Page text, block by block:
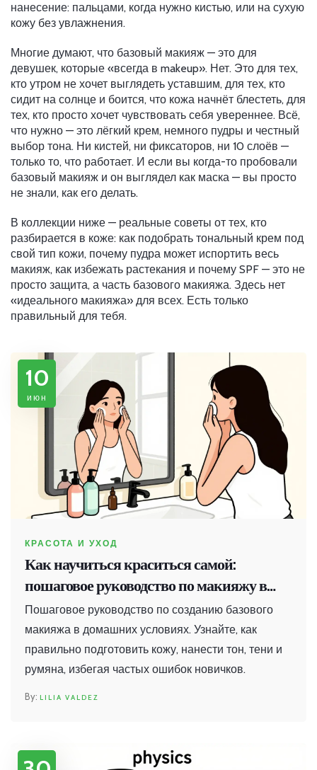
нанесение: пальцами, когда нужно кистью, или на сухую
кожу без увлажнения.
Многие думают, что базовый макияж — это для
девушек, которые «всегда в makeup». Нет. Это для тех,
кто утром не хочет выглядеть уставшим, для тех, кто
сидит на солнце и боится, что кожа начнёт блестеть, для
тех, кто просто хочет чувствовать себя увереннее. Всё,
что нужно — это лёгкий крем, немного пудры и честный
выбор тона. Ни кистей, ни фиксаторов, ни 10 слоёв —
только то, что работает. И если вы когда-то пробовали
базовый макияж и он выглядел как маска — вы просто
не знали, как его делать.
В коллекции ниже — реальные советы от тех, кто
разбирается в коже: как подобрать тональный крем под
свой тип кожи, почему пудра может испортить весь
макияж, как избежать растекания и почему SPF — это не
просто защита, а часть базового макияжа. Здесь нет
«идеального макияжа» для всех. Есть только
правильный для тебя.
10
июн
КРАСОТА И УХОД
Как научиться краситься самой:
пошаговое руководство по макияжу в
домашних условиях
Пошаговое руководство по созданию базового
макияжа в домашних условиях. Узнайте, как
правильно подготовить кожу, нанести тон, тени и
румяна, избегая частых ошибок новичков.
LILIA VALDEZ